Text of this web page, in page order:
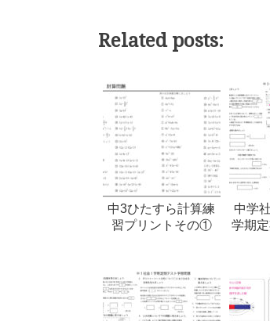
Related posts:
中3ひたすら計算練
習プリントその①
中学
学期